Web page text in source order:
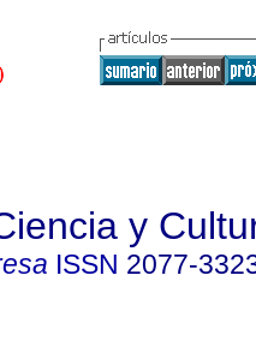
y
ISSN 2077-